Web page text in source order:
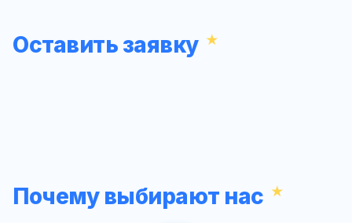
Оставить заявку
Почему выбирают нас